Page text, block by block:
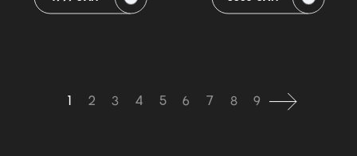
1 2 3 4 5 6 7 8 9